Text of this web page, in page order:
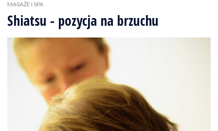
MASAŻE I SPA
Shiatsu - pozycja na brzuchu